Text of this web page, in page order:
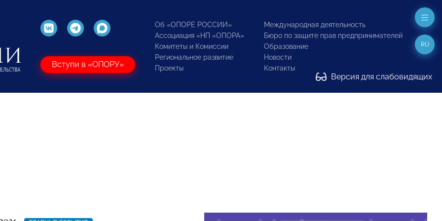
Вступи в «ОПОРУ»
Об «ОПОРЕ РОССИИ»
Ассоциация «НП «ОПОРА»
Комитеты и Комиссии
Региональное развитие
Проекты
Международная деятельность
Бюро по защите прав предпринимателей
Образование
Новости
Контакты
Версия для слабовидящих
RU